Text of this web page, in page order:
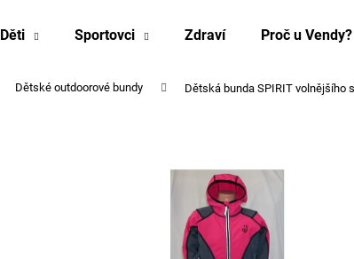
Děti Sportovci Zdraví Proč u Vendy?
Dětské outdoorové bundy Dětská bunda SPIRIT volnějšího
Co potřebujete najít?
Doporučujeme